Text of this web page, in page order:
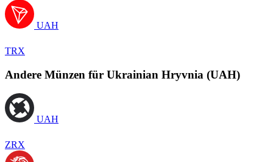
UAH
TRX
Andere Münzen für Ukrainian Hryvnia (UAH)
UAH
ZRX